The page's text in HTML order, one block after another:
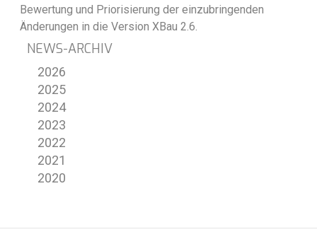
Bewertung und Priorisierung der einzubringenden
Änderungen in die Version XBau 2.6.
NEWS-ARCHIV
2026
2025
2024
2023
2022
2021
2020